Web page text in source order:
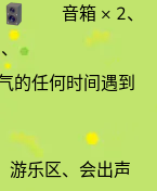
音箱 × 2、
、
的任何时间遇到
游乐区、会出声